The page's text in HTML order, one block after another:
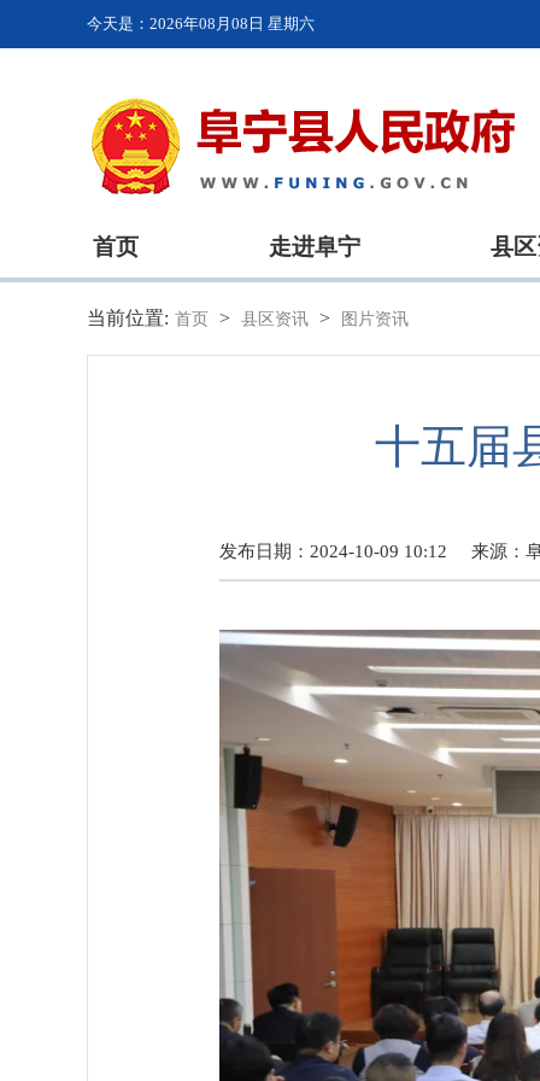
今天是： 2026年08月08日 星期六
首页 走进阜宁 县
当前位置: 首页 > 县区资讯 > 图片资讯
十五届
发布日期：2024-10-09 10:12 来源：